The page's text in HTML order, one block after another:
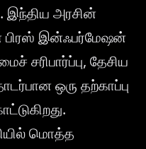
இந்திய அரசின்
இன்ஃபர்மேஷன்
சரிபார்ப்பு, தேசிய
ஒரு தற்காப்பு
மொத்த